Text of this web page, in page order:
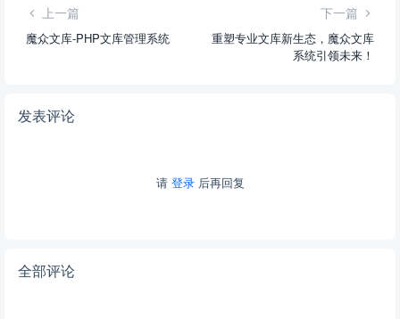
上一篇
魔众文库-PHP文库管理系统
下一篇
重塑专业文库新生态，魔众文库
系统引领未来！
发表评论
请 登录后再回复
全部评论